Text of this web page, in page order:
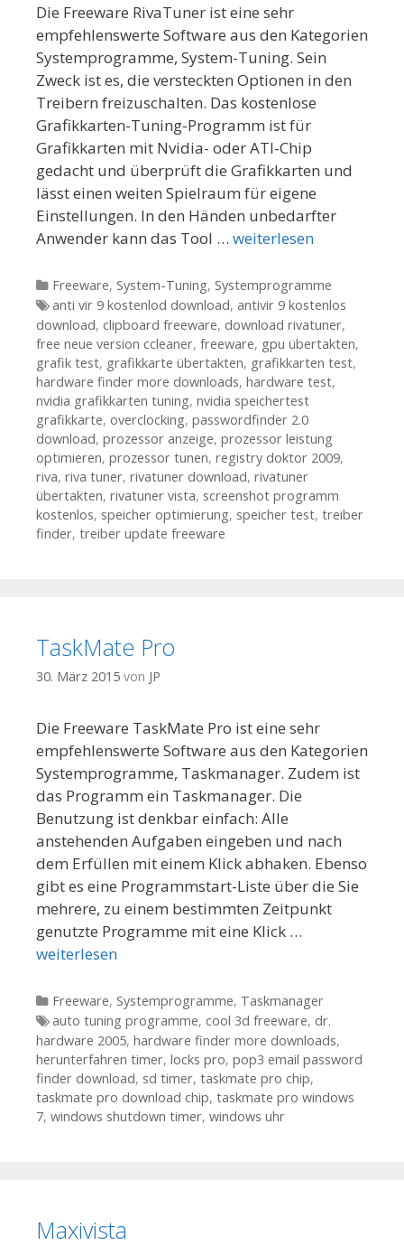
Die Freeware RivaTuner ist eine sehr
empfehlenswerte Software aus den Kategorien
Systemprogramme, System-Tuning. Sein
Zweck ist es, die versteckten Optionen in den
Treibern freizuschalten. Das kostenlose
Grafikkarten-Tuning-Programm ist für
Grafikkarten mit Nvidia- oder ATI-Chip
gedacht und überprüft die Grafikkarten und
lässt einen weiten Spielraum für eigene
Einstellungen. In den Händen unbedarfter
Anwender kann das Tool … weiterlesen
Kategorien
Freeware, System-Tuning, Systemprogramme
Tags
anti vir 9 kostenlod download, antivir 9 kostenlos
download, clipboard freeware, download rivatuner,
free neue version ccleaner, freeware, gpu übertakten,
grafik test, grafikkarte übertakten, grafikkarten test,
hardware finder more downloads, hardware test,
nvidia grafikkarten tuning, nvidia speichertest
grafikkarte, overclocking, passwordfinder 2.0
download, prozessor anzeige, prozessor leistung
optimieren, prozessor tunen, registry doktor 2009,
riva, riva tuner, rivatuner download, rivatuner
übertakten, rivatuner vista, screenshot programm
kostenlos, speicher optimierung, speicher test, treiber
finder, treiber update freeware
TaskMate Pro
30. März 2015 von JP
Die Freeware TaskMate Pro ist eine sehr
empfehlenswerte Software aus den Kategorien
Systemprogramme, Taskmanager. Zudem ist
das Programm ein Taskmanager. Die
Benutzung ist denkbar einfach: Alle
anstehenden Aufgaben eingeben und nach
dem Erfüllen mit einem Klick abhaken. Ebenso
gibt es eine Programmstart-Liste über die Sie
mehrere, zu einem bestimmten Zeitpunkt
genutzte Programme mit eine Klick …
weiterlesen
Kategorien
Freeware, Systemprogramme, Taskmanager
Tags
auto tuning programme, cool 3d freeware, dr.
hardware 2005, hardware finder more downloads,
herunterfahren timer, locks pro, pop3 email password
finder download, sd timer, taskmate pro chip,
taskmate pro download chip, taskmate pro windows
7, windows shutdown timer, windows uhr
Maxivista